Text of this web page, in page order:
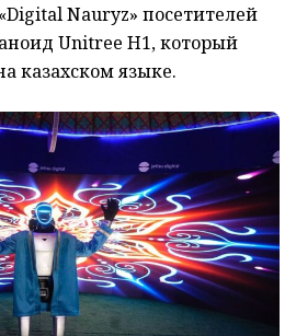
Nauryz» посетителей
Unitree H1, который
казахском языке.